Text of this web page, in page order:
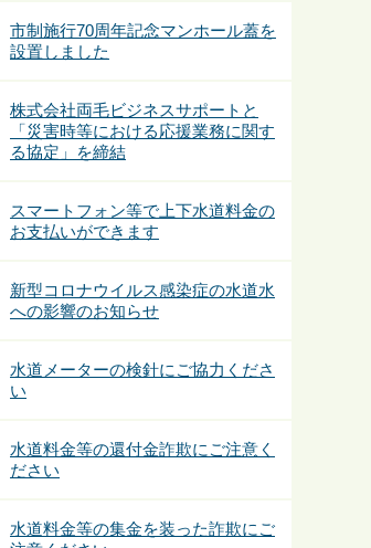
市制施行70周年記念マンホール蓋を
設置しました
株式会社両毛ビジネスサポートと
「災害時等における応援業務に関す
る協定」を締結
スマートフォン等で上下水道料金の
お支払いができます
新型コロナウイルス感染症の水道水
への影響のお知らせ
水道メーターの検針にご協力くださ
い
水道料金等の還付金詐欺にご注意く
ださい
水道料金等の集金を装った詐欺にご